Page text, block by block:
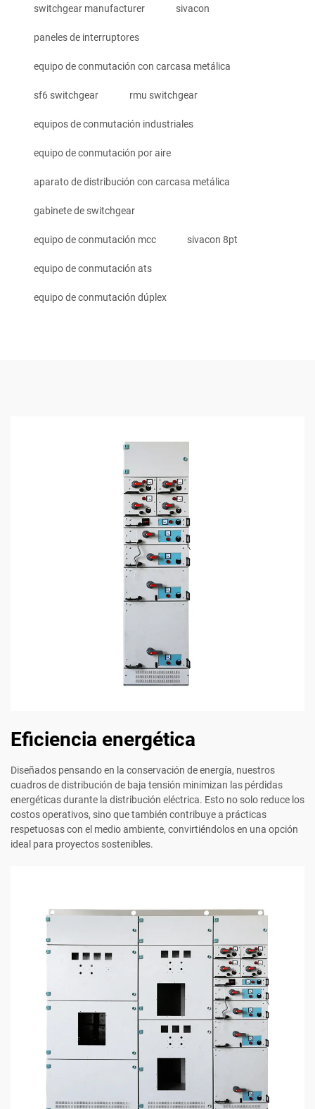
switchgear manufacturer sivacon
paneles de interruptores
equipo de conmutación con carcasa metálica
sf6 switchgear rmu switchgear
equipos de conmutación industriales
equipo de conmutación por aire
aparato de distribución con carcasa metálica
gabinete de switchgear
equipo de conmutación mcc sivacon 8pt
equipo de conmutación ats
equipo de conmutación dúplex
Eficiencia energética
Diseñados pensando en la conservación de energía, nuestros
cuadros de distribución de baja tensión minimizan las pérdidas
energéticas durante la distribución eléctrica. Esto no solo reduce los
costos operativos, sino que también contribuye a prácticas
respetuosas con el medio ambiente, convirtiéndolos en una opción
ideal para proyectos sostenibles.